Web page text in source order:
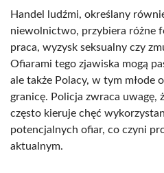
Handel ludźmi, określany
niewolnictwo, przybiera różne
praca, wyzysk seksualny czy
Ofiarami tego zjawiska mogą
ale także Polacy, w tym młode
granicę. Policja zwraca uwagę,
często kieruje chęć
potencjalnych ofiar, co czyni
aktualnym.